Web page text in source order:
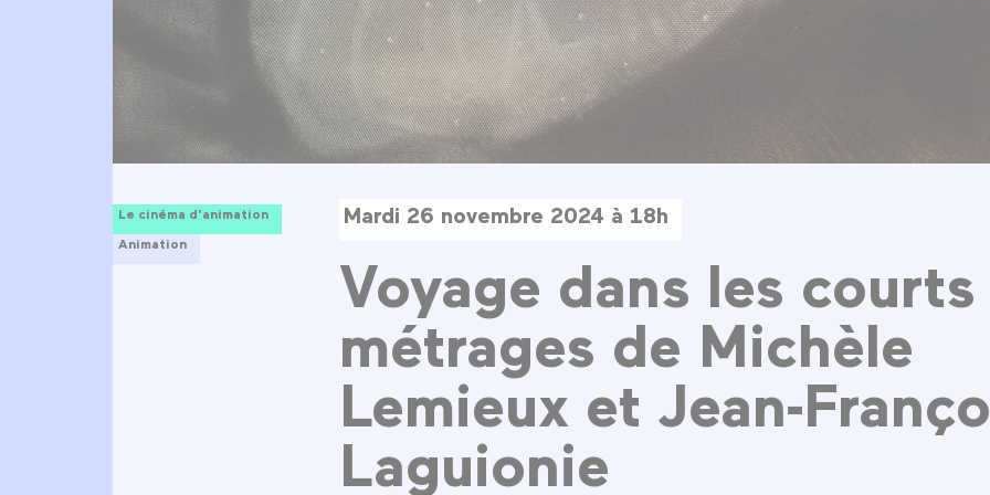
Le cinéma d'animation
Animation
Mardi 26 novembre 2024 à 18h
Voyage dans les courts
métrages de Michèle
Lemieux et Jean-
Laguionie